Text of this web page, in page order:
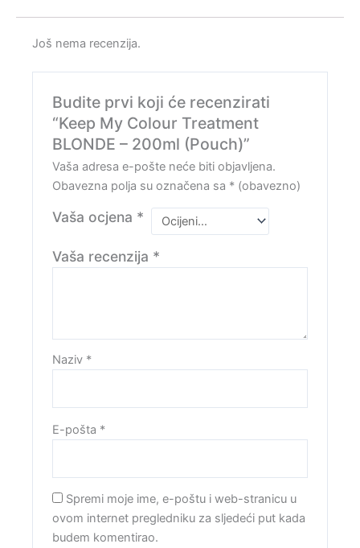
Još nema recenzija.
Budite prvi koji će recenzirati
“Keep My Colour Treatment
BLONDE – 200ml (Pouch)”
Vaša adresa e-pošte neće biti objavljena.
Obavezna polja su označena sa * (obavezno)
Vaša ocjena *
Vaša recenzija *
Naziv *
E-pošta *
Spremi moje ime, e-poštu i web-stranicu u
ovom internet pregledniku za sljedeći put kada
budem komentirao.